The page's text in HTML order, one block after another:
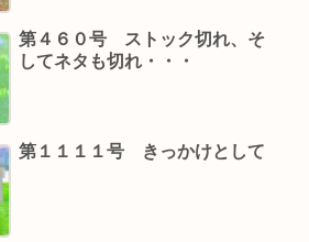
第４６０号 ストック切れ、そ
してネタも切れ・・・
第１１１１号 きっかけとして